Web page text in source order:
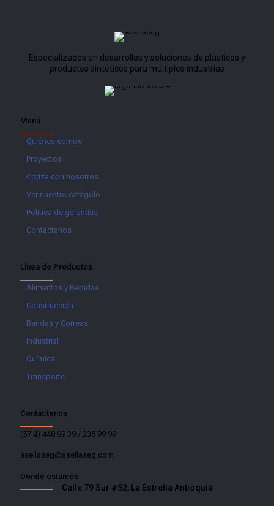
Especializados en desarrollos y soluciones de plásticos y
productos sintéticos para múltiples industrias
Menú
Quiénes somos
Proyectos
Cotiza con nosotros
Ver nuestro catágolo
Política de garantías
Contáctanos
Línea de Productos
Alimentos y Bebidas
Construcción
Bandas y Correas
Industrial
Química
Transporte
Contáctenos
(57 4) 448 99 39 / 235 99 99
asellaseg@asellaseg.com
Donde estamos
Calle 79 Sur #52, La Estrella Antioquia